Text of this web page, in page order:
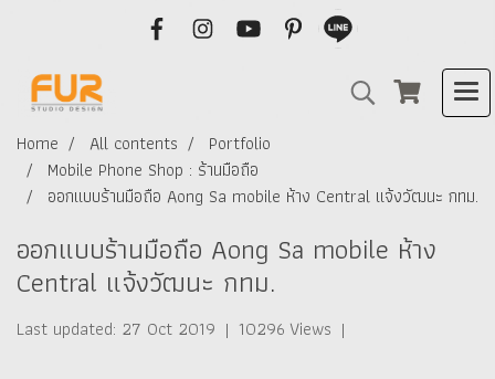
Home All contents
Portfolio
Mobile Phone Shop : ร้านมือถือ
ออกแบบร้านมือถือ Aong Sa mobile ห้าง Central แจ้งวัฒนะ กทม.
ออกแบบร้านมือถือ Aong Sa mobile ห้าง
Central แจ้งวัฒนะ กทม.
Last updated: 27 Oct 2019 | 10296 Views |